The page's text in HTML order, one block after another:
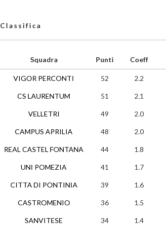
Classifica
Squadra
VIGOR PERCONTI
CS LAURENTUM
VELLETRI
CAMPUS APRILIA
REAL CASTEL FONTANA
UNI POMEZIA
CITTA DI PONTINIA
CASTROMENIO
SANVITESE
Punti Coeff
52 2.2
51 2.1
49 2.0
48 2.0
44 1.8
41 1.7
39 1.6
36 1.5
34 1.4